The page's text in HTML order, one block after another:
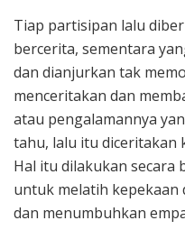
Tiap partisipan lalu
bercerita, sementara
dan dianjurkan tak
menceritakan dan
atau pengalamannya
tahu, lalu itu diceritakan
Hal itu dilakukan secara
untuk melatih kepekaan
dan menumbuhkan